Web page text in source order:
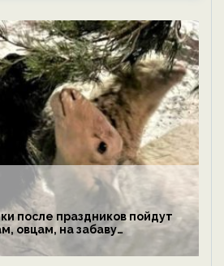
после праздников пойдут
овцам, на забаву
и леопардам — новости